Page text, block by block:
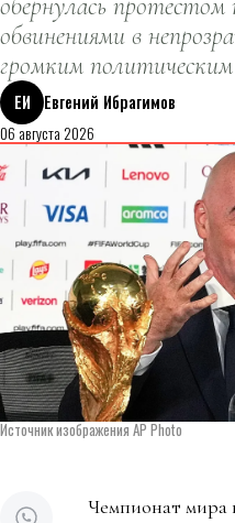
обвинениями в
громким
ЕИ
Евгений Ибрагимов
06 августа 2026
Источник изображения AP Photo
Чемпионат мира